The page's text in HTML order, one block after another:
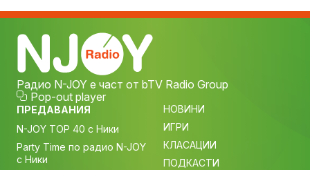
Радио N-JOY е част от bTV Radio Group
Pop-out player
ПРЕДАВАНИЯ
N-JOY TOP 40 с Ники
Party Time по радио N-JOY
с Ники
НОВИНИ
ИГРИ
КЛАСАЦИИ
ПОДКАСТИ